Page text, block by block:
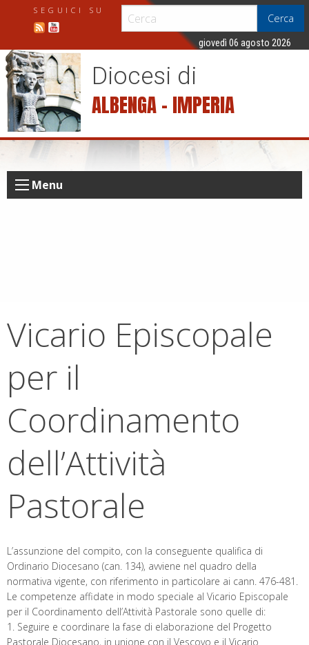
p
n
Cerca
SEGUICI SU
giovedì 06 agosto 2026
Diocesi di
ALBENGA – IMPERIA
Menu
Vicario Episcopale
per il
Coordinamento
dell’Attività
Pastorale
L’assunzione del compito, con la conseguente qualifica di
Ordinario Diocesano (can. 134), avviene nel quadro della
normativa vigente, con riferimento in particolare ai cann. 476-481.
Le competenze affidate in modo speciale al Vicario Episcopale
per il Coordinamento dell’Attività Pastorale sono quelle di:
1. Seguire e coordinare la fase di elaborazione del Progetto
Pastorale Diocesano, in unione con il Vescovo e il Vicario